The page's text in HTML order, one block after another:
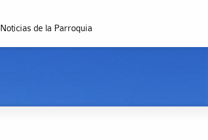
Noticias de la Parroquia